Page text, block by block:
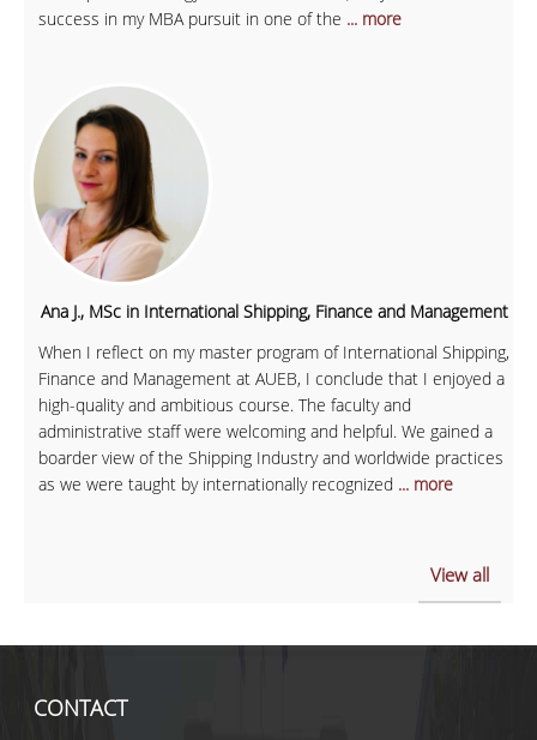
success in my MBA pursuit in one of the ... more
Ana J., MSc in International Shipping, Finance and Management
When I reflect on my master program of International Shipping,
Finance and Management at AUEB, I conclude that I enjoyed a
high-quality and ambitious course. The faculty and
administrative staff were welcoming and helpful. We gained a
boarder view of the Shipping Industry and worldwide practices
as we were taught by internationally recognized ... more
View all
CONTACT